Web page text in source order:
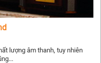
lượng âm thanh, tuy nhiên